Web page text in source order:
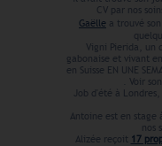
CV par nos
Gaëlle a trouvé
Vigni Pierida, un
gabonaise et vivant
en Suisse EN UNE
. Voir
Job d'été à
Antoine est en stage
nos
Alizée reçoit 17